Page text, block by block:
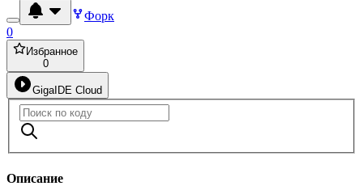
Форк
0
Избранное
0
GigaIDE Cloud
Описание